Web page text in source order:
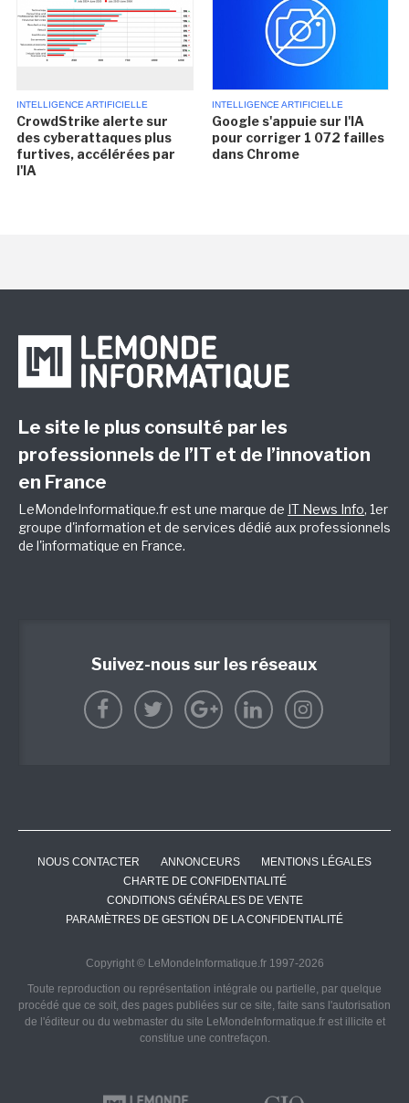
INTELLIGENCE ARTIFICIELLE
CrowdStrike alerte sur
des cyberattaques plus
furtives, accélérées par
l'IA
INTELLIGENCE ARTIFICIELLE
Google s'appuie sur l'IA
pour corriger 1 072 failles
dans Chrome
Le site le plus consulté par les
professionnels de l’IT et de l’innovation
en France
LeMondeInformatique.fr est une marque de IT News Info, 1er
groupe d'information et de services dédié aux professionnels
de l'informatique en France.
Suivez-nous sur les réseaux
NOUS CONTACTER ANNONCEURS
MENTIONS LÉGALES
CHARTE DE CONFIDENTIALITÉ
CONDITIONS GÉNÉRALES DE VENTE
PARAMÈTRES DE GESTION DE LA CONFIDENTIALITÉ
Copyright © LeMondeInformatique.fr 1997-2026
Toute reproduction ou représentation intégrale ou partielle, par quelque
procédé que ce soit, des pages publiées sur ce site, faite sans l'autorisation
de l'éditeur ou du webmaster du site LeMondeInformatique.fr est illicite et
constitue une contrefaçon.